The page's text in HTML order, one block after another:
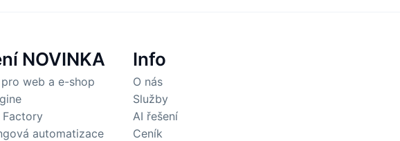
NOVINKA
web a e-shop
automatizace
Info
O nás
Služby
AI řešení
Ceník